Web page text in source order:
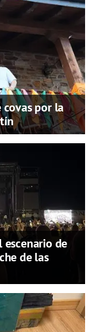
covas por la
de
de las